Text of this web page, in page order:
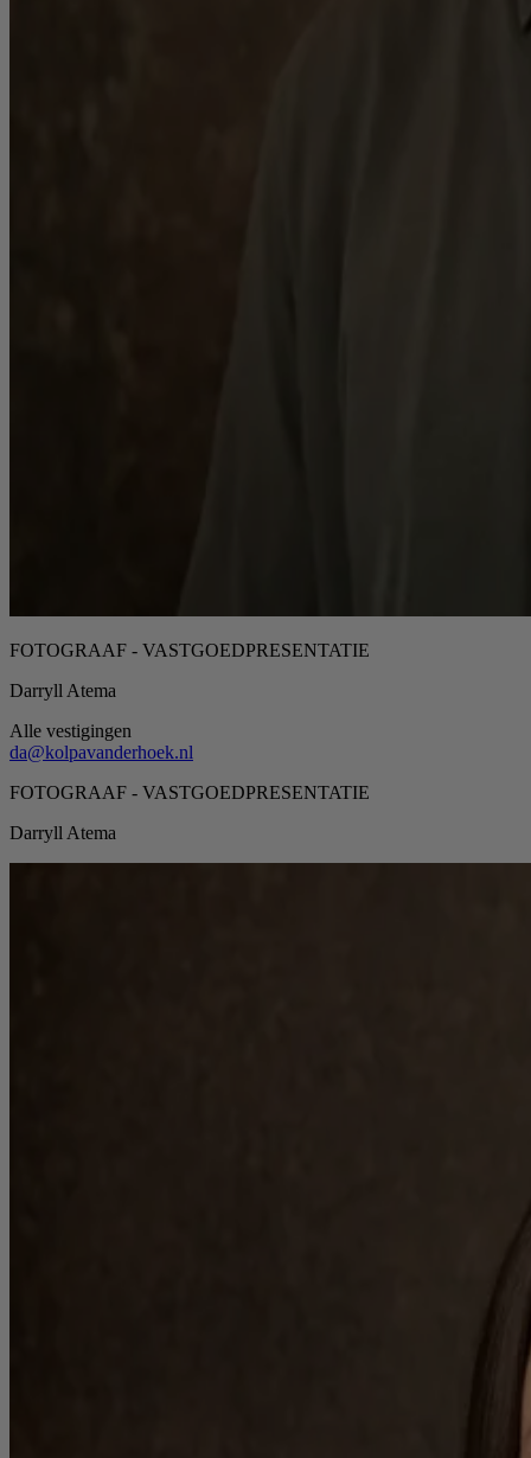
FOTOGRAAF - VASTGOEDPRESENTATIE
Darryll Atema
Alle vestigingen
da@kolpavanderhoek.nl
FOTOGRAAF - VASTGOEDPRESENTATIE
Darryll Atema